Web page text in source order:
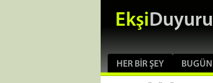
EkşiDuyuru
HER BIR ŞEY BUGÜN